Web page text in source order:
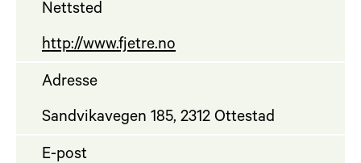
Nettsted
http://www.fjetre.no
Adresse
Sandvikavegen 185, 2312 Ottestad
E-post